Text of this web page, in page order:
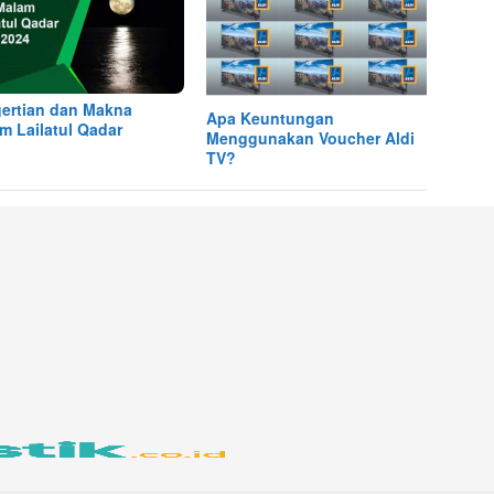
dan Makna
Lailatul Qadar
Apa Keuntungan
Menggunakan Voucher Aldi
TV?